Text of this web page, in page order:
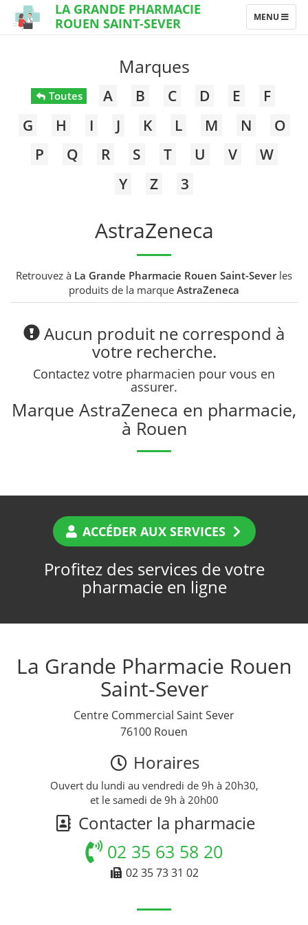
LA GRANDE PHARMACIE
ROUEN SAINT-SEVER
TOGGLE
NAVIGATION
MENU
Marques
Toutes A B C D E
F
G
H I J K L M N
O
P
Q R S T U V
W
Y
Z 3
AstraZeneca
Retrouvez à La Grande Pharmacie Rouen Saint-Severles
produits de la marque AstraZeneca
Aucun produit ne correspond à
votre recherche.
Contactez votre pharmacien pour vous en
assurer.
Marque AstraZeneca en pharmacie,
à Rouen
ACCÉDER AUX SERVICES
Profitez des services de votre
pharmacie en ligne
La Grande Pharmacie Rouen
Saint-Sever
Centre Commercial Saint Sever
76100 Rouen
Horaires
Ouvert du lundi au vendredi de 9h à 20h30,
et le samedi de 9h à 20h00
Contacter la pharmacie
02 35 63 58 20
02 35 73 31 02